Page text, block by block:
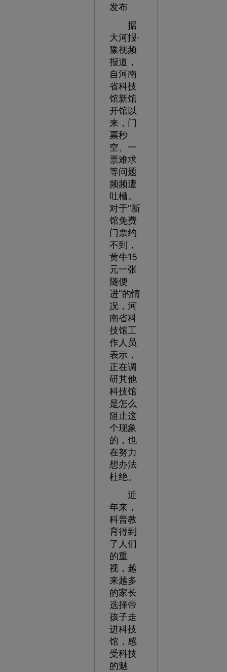
发布
据
大河报·
豫视频
报道，
自河南
省科技
馆新馆
开馆以
来，门
票秒
空、一
票难求
等问题
频频遭
吐槽。
对于“新
馆免费
门票约
不到，
黄牛15
元一张
随便
进”的情
况，河
南省科
技馆工
作人员
表示，
正在调
研其他
科技馆
是怎么
阻止这
个现象
的，也
在努力
想办法
杜绝。
近
年来，
科普教
育得到
了人们
的重
视，越
来越多
的家长
选择带
孩子走
进科技
馆，感
受科技
的魅